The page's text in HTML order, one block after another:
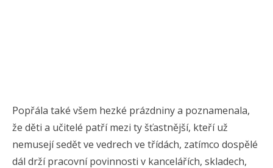
Popřála také všem hezké prázdniny a poznamenala,
že děti a učitelé patří mezi ty šťastnější, kteří už
nemusejí sedět ve vedrech ve třídách, zatímco dospělé
dál drží pracovní povinnosti v kancelářích, skladech,